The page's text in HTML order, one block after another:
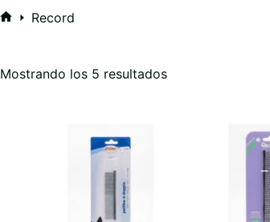
Record
Mostrando los 5 resultadosOrdenado